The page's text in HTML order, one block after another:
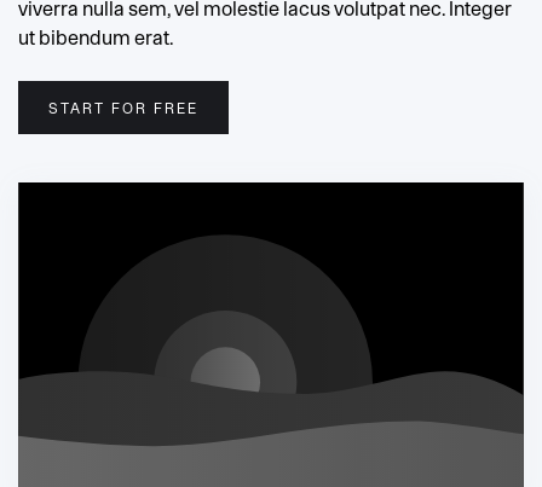
viverra nulla sem, vel molestie lacus volutpat nec. Integer
ut bibendum erat.
START FOR FREE